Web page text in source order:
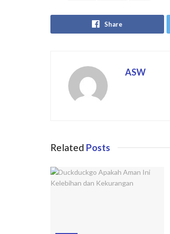
Share
ASW
Related Posts